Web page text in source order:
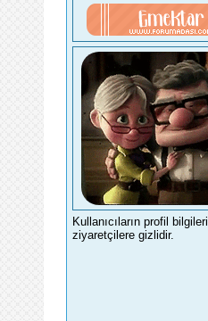
Kullanıcıların profil bilgileri
ziyaretçilere gizlidir.